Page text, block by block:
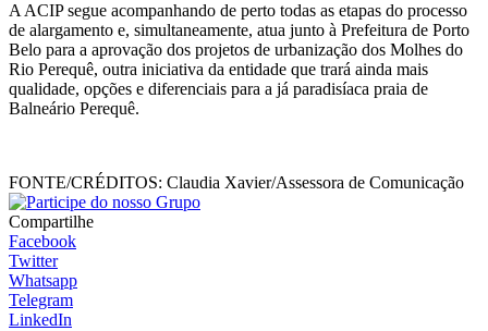
A ACIP segue acompanhando de perto todas as etapas do processo
de alargamento e, simultaneamente, atua junto à Prefeitura de Porto
Belo para a aprovação dos projetos de urbanização dos Molhes do
Rio Perequê, outra iniciativa da entidade que trará ainda mais
qualidade, opções e diferenciais para a já paradisíaca praia de
Balneário Perequê.
FONTE/CRÉDITOS: Claudia Xavier/Assessora de Comunicação
Compartilhe
Facebook
Twitter
Whatsapp
Telegram
LinkedIn